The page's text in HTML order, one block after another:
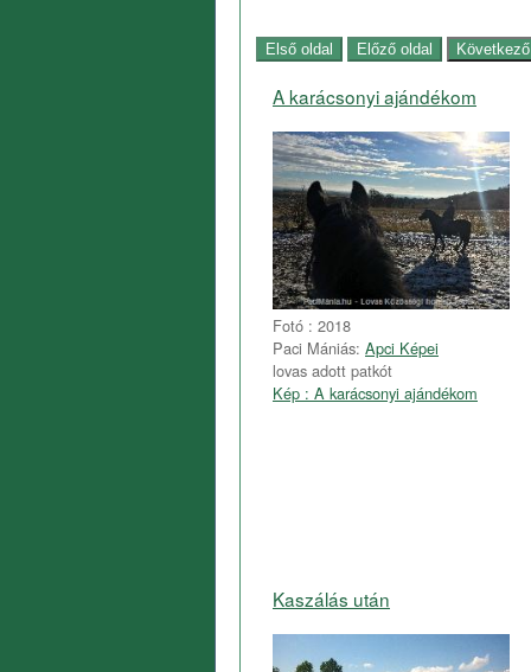
A karácsonyi ajándékom
Fotó : 2018
Paci Mániás: Apci Képei
lovas adott patkót
Kép : A karácsonyi ajándékom
Kaszálás után